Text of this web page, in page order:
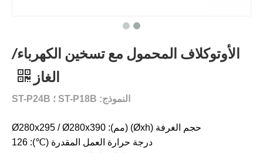
الأوتوكلاف المحمول مع تسخين الكهرباء/
الغاز
النموذج: ST-P18B ؛ ST-P24B
حجم الغرفة (Øxh) (مم): Ø280x295 / Ø280x390
درجة حرارة العمل المقدرة (℃): 126